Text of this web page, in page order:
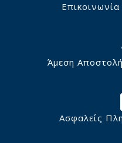
Άμεση
Ασφαλείς